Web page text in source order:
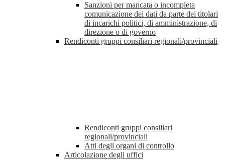
Sanzioni per mancata o incompleta
comunicazione dei dati da parte dei titolari
di incarichi politici, di amministrazione, di
direzione o di governo
Rendiconti gruppi consiliari regionali/provinciali
Rendiconti gruppi consiliari
regionali/provinciali
Atti degli organi di controllo
Articolazione degli uffici